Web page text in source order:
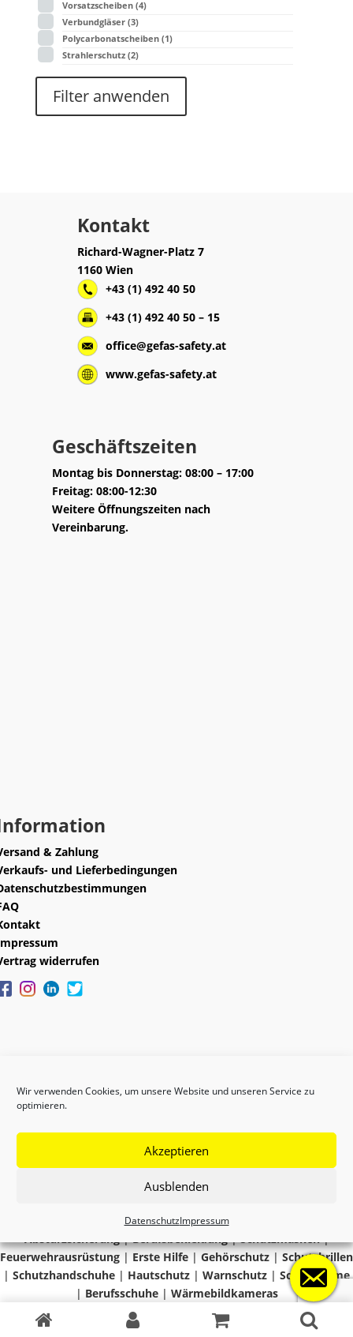
Wir verwenden Cookies, um unsere Website und unseren Service zu
optimieren.
Akzeptieren
Ausblenden
DatenschutzImpressum
Vorsatzscheiben (4)
Verbundgläser (3)
Polycarbonatscheiben (1)
Strahlerschutz (2)
Filter anwenden
Kontakt
Richard-Wagner-Platz 7
1160 Wien
+43 (1) 492 40 50
+43 (1) 492 40 50 – 15
office@gefas-safety.at
www.gefas-safety.at
Geschäftszeiten
Montag bis Donnerstag: 08:00 – 17:00
Freitag: 08:00-12:30
Weitere Öffnungszeiten nach
Vereinbarung.
& Zahlung
und Lieferbedingungen
widerrufen
Copyright © 2024 GEFAS
Absturzsicherung|Berufsbekleidung|Schutzmasken|
Feuerwehrausrüstung | Erste Hilfe | Gehörschutz | Schutzbrillen
| Schutzhandschuhe | Hautschutz | Warnschutz | Schutzhelme
| Berufsschuhe| Wärmebildkameras